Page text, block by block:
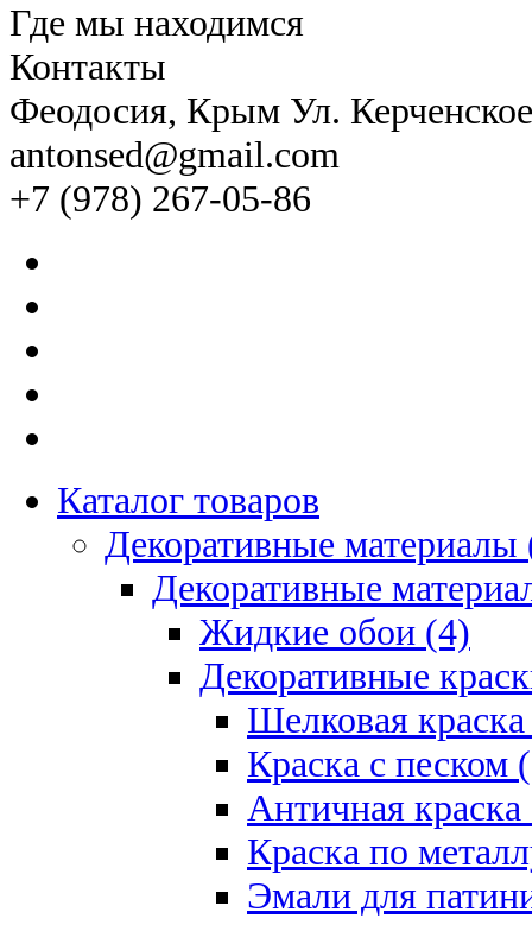
Где мы находимся
Контакты
Феодосия, Крым Ул.
antonsed@gmail.com
+7 (978) 267-05-86
Каталог товаров
Декоративные материалы
Декоративные
Жидкие обои (4)
Декоративные
Шелковая
Краска с песком
Античная
Краска по
Эмали для